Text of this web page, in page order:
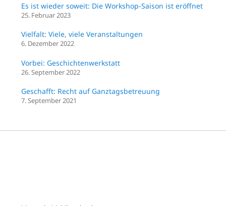
Es ist wieder soweit: Die Workshop-Saison ist eröffnet
25. Februar 2023
Vielfalt: Viele, viele Veranstaltungen
6. Dezember 2022
Vorbei: Geschichtenwerkstatt
26. September 2022
Geschafft: Recht auf Ganztagsbetreuung
7. September 2021